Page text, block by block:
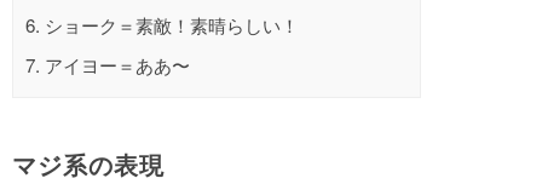
6. ショーク＝素敵！素晴らしい！
7. アイヨー＝ああ〜
マジ系の表現